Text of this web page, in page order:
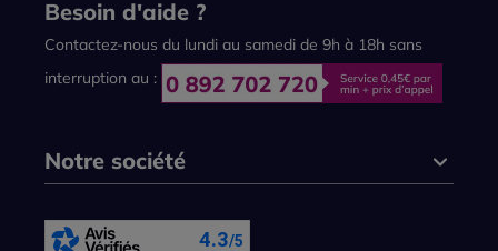
Besoin d'aide ?
Contactez-nous du lundi au samedi de 9h à 18h sans
interruption au :
Notre société